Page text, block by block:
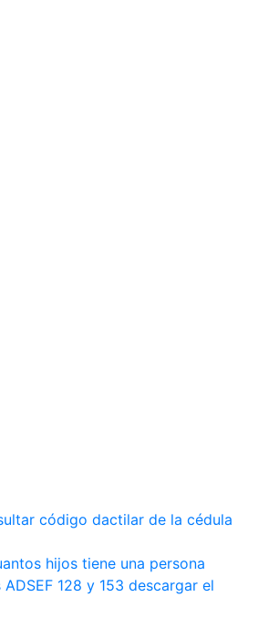
código dactilar de la cédula
hijos tiene una persona
ADSEF 128 y 153 descargar el